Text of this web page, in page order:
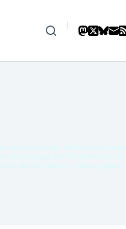
|
che la tecnologia debba servire chi la
alcuni plugin per WordPress che ho
mia vita digitale, visita la pagina